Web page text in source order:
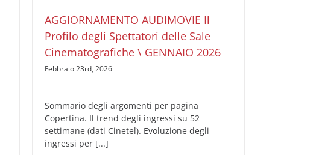
AGGIORNAMENTO AUDIMOVIE Il
Profilo degli Spettatori delle Sale
Cinematografiche \ GENNAIO 2026
Febbraio 23rd, 2026
Sommario degli argomenti per pagina
Copertina. Il trend degli ingressi su 52
settimane (dati Cinetel). Evoluzione degli
ingressi per [...]